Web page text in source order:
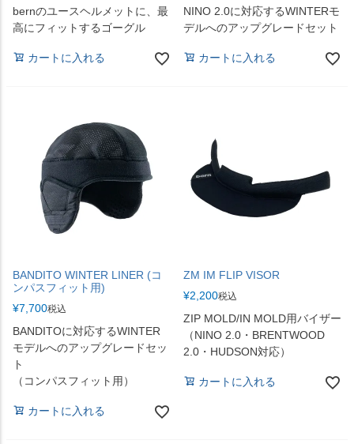
bernのユースヘルメットに、最
高にフィットするゴーグル
カートに入れる
NINO 2.0に対応するWINTERモ
デルへのアップグレードセット
カートに入れる
BANDITO WINTER LINER (コ
ンパスフィット用)
¥7,700税込
BANDITOに対応するWINTER
モデルへのアップグレードセッ
ト
（コンパスフィット用）
カートに入れる
ZM IM FLIP VISOR
¥2,200税込
ZIP MOLD/IN MOLD用バイザー
（NINO 2.0・BRENTWOOD
2.0・HUDSON対応）
カートに入れる